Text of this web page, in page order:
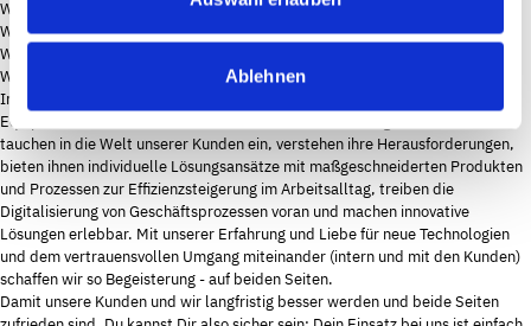
Ablehnen
Wir arbeiten zusammen – in lockerer Atmosphäre.
Wir haben alle eine gute Work-Life-Balance – uns wird nie langweilig.
Wir trinken alle gerne Kaffee – auch gern mal zusammen.
Worauf wir sonst noch Wert legen
Innovative Prozesse, durchdachtes Qualitätsmanagement, modernes
Equipment, ein echtes Wir-Gefühl und Austausch auf Augenhöhe. Wir
tauchen in die Welt unserer Kunden ein, verstehen ihre Herausforderungen,
bieten ihnen individuelle Lösungsansätze mit maßgeschneiderten Produkten
und Prozessen zur Effizienzsteigerung im Arbeitsalltag, treiben die
Digitalisierung von Geschäftsprozessen voran und machen innovative
Lösungen erlebbar. Mit unserer Erfahrung und Liebe für neue Technologien
und dem vertrauensvollen Umgang miteinander (intern und mit den Kunden)
schaffen wir so Begeisterung - auf beiden Seiten.
Damit unsere Kunden und wir langfristig besser werden und beide Seiten